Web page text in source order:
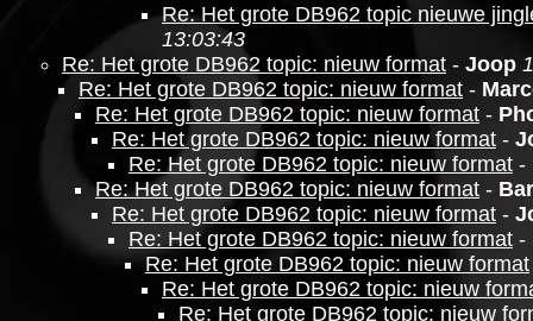
Re: Het grote DB962 topic nieuwe
13:03:43
Re: Het grote DB962 topic: nieuw format - Joop
Re: Het grote DB962 topic: nieuw format -
Re: Het grote DB962 topic: nieuw format -
Re: Het grote DB962 topic: nieuw format -
Re: Het grote DB962 topic: nieuw format -
Re: Het grote DB962 topic: nieuw format -
Re: Het grote DB962 topic: nieuw format -
Re: Het grote DB962 topic: nieuw format -
Re: Het grote DB962 topic: nieuw format
Re: Het grote DB962 topic: nieuw
Re: Het grote DB962 topic: nieuw